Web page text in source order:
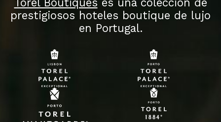
prestigiosos hoteles boutique de lujo
en Portugal.